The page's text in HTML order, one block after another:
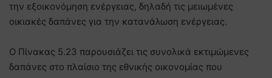
την εξοικονόμηση ενέργειας, δηλαδή τις μειωμένες
οικιακές δαπάνες για την κατανάλωση ενέργειας.
Ο Πίνακας 5.23 παρουσιάζει τις συνολικά εκτιμώμενες
δαπάνες στο πλαίσιο της εθνικής οικονομίας που